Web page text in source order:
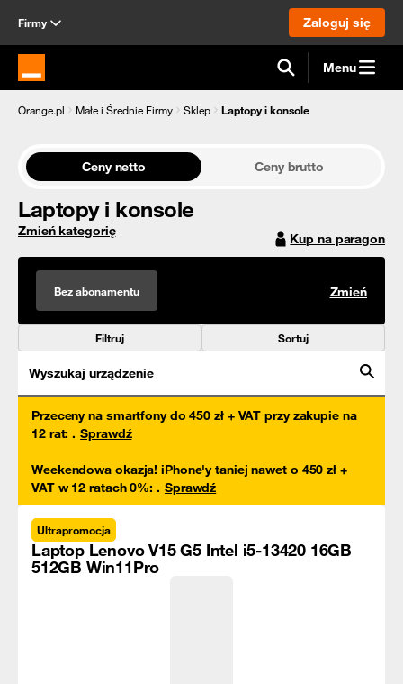
Firmy Zaloguj się
Strona główna Orange.pl Menu
Orange.pl Małe i Średnie Firmy Sklep Laptopy i konsole
Ceny netto Ceny brutto
Laptopy i konsole
Zmień kategorię Kup na paragon
Bez abonamentu Zmień
Filtruj Sortuj
Wyszukaj urządzenie
Przeceny na smartfony do 450 zł + VAT przy zakupie na
12 rat: . Sprawdź
Weekendowa okazja! iPhone'y taniej nawet o 450 zł +
VAT w 12 ratach 0%: . Sprawdź
Ultrapromocja
Laptop Lenovo V15 G5 Intel i5-13420 16GB
512GB Win11Pro